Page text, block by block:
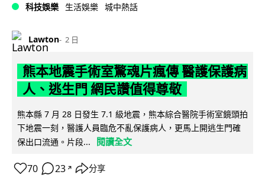
科技娛樂 生活娛樂 城中熱話
Lawton 2 日
熊本地震手術室驚魂片瘋傳 醫護保護病
人、逃生門 網民讚值得尊敬
熊本縣 7 月 28 日發生 7.1 級地震，熊本綜合醫院手術室鏡頭拍
下地震一刻，醫護人員臨危不亂保護病人，更馬上開逃生門確
保出口流通。片段...
閱讀全文
70 23 ↗ 分享